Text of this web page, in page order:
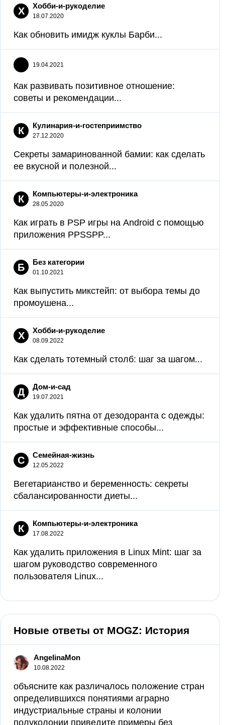
Х Хобби-и-рукоделие
18.07.2020
Как обновить имидж куклы Барби...
19.04.2021
Как развивать позитивное отношение:
советы и рекомендации...
К Кулинария-и-гостеприимство
27.12.2020
Секреты замаринованной бамии: как сделать
ее вкусной и полезной...
К Компьютеры-и-электроника
28.05.2020
Как играть в PSP игры на Android с помощью
приложения PPSSPP...
Б Без категории
01.10.2021
Как выпустить микстейп: от выбора темы до
промоушена...
Х Хобби-и-рукоделие
08.09.2022
Как сделать тотемный столб: шаг за шагом...
Д Дом-и-сад
19.07.2021
Как удалить пятна от дезодоранта с одежды:
простые и эффективные способы...
С Семейная-жизнь
12.05.2022
Вегетарианство и беременность: секреты
сбалансированности диеты...
К Компьютеры-и-электроника
17.08.2022
Как удалить приложения в Linux Mint: шаг за
шагом руководство современного
пользователя Linux...
Новые ответы от MOGZ: История
AngelinaMon
10.08.2022
объясните как различалось положение стран
определившихся понятиями аграрно
индустриальные страны и колонии
полуколонии приведите примеры без